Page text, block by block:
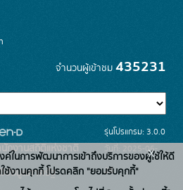
จำนวนผู้เข้าชม 435231
นักงานสถิติแห่งชาติ
ข้อมูลภาครัฐ
รุ่นโปรแกรม: 3.0.0
วันที่: 2025-06-
26
ค์ในการพัฒนาการเข้าถึงบริการของผู้ใช้ให้ดี
ช้งานคุกกี้ โปรดคลิก "ยอมรับคุกกี้"
x